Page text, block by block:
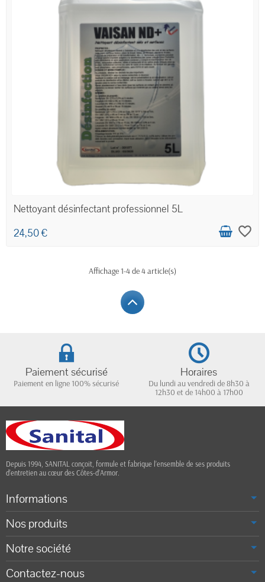
Nettoyant désinfectant professionnel 5L
24,50 €
favorite_border
Affichage 1-4 de 4 article(s)
Paiement sécurisé
Paiement en ligne 100% sécurisé
Horaires
Du lundi au vendredi de 8h30 à
12h30 et de 14h00 à 17h00
Depuis 1994, SANITAL conçoit, formule et fabrique l’ensemble de ses produits
d’entretien au cœur des Côtes-d’Armor.
Informations
Nos produits
Notre société
Contactez-nous